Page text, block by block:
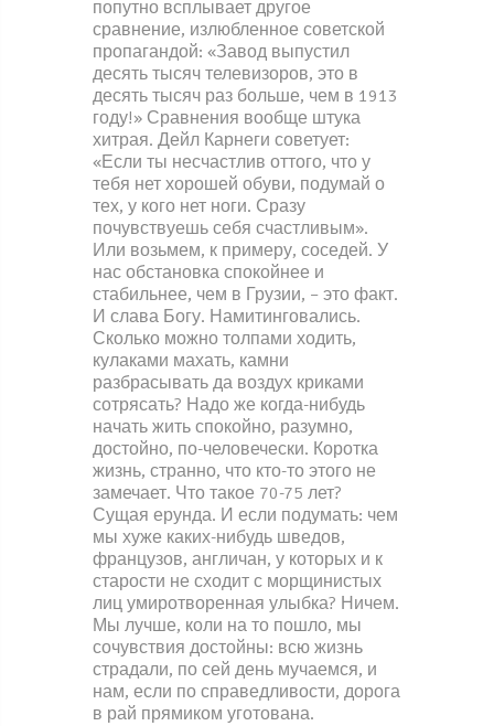
попутно всплывает другое
сравнение, излюбленное советской
пропагандой: «Завод выпустил
десять тысяч телевизоров, это в
десять тысяч раз больше, чем в 1913
году!» Сравнения вообще штука
хитрая. Дейл Карнеги советует:
«Если ты несчастлив оттого, что у
тебя нет хорошей обуви, подумай о
тех, у кого нет ноги. Сразу
почувствуешь себя счастливым».
Или возьмем, к примеру, соседей. У
нас обстановка спокойнее и
стабильнее, чем в Грузии, – это факт.
И слава Богу. Намитинговались.
Сколько можно толпами ходить,
кулаками махать, камни
разбрасывать да воздух криками
сотрясать? Надо же когда-нибудь
начать жить спокойно, разумно,
достойно, по-человечески. Коротка
жизнь, странно, что кто-то этого не
замечает. Что такое 70-75 лет?
Сущая ерунда. И если подумать: чем
мы хуже каких-нибудь шведов,
французов, англичан, у которых и к
старости не сходит с морщинистых
лиц умиротворенная улыбка? Ничем.
Мы лучше, коли на то пошло, мы
сочувствия достойны: всю жизнь
страдали, по сей день мучаемся, и
нам, если по справедливости, дорога
в рай прямиком уготована.